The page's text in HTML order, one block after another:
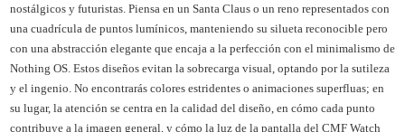
nostálgicos y futuristas. Piensa en un Santa Claus o un reno representados con
una cuadrícula de puntos lumínicos, manteniendo su silueta reconocible pero
con una abstracción elegante que encaja a la perfección con el minimalismo de
Nothing OS. Estos diseños evitan la sobrecarga visual, optando por la sutileza
y el ingenio. No encontrarás colores estridentes o animaciones superfluas; en
su lugar, la atención se centra en la calidad del diseño, en cómo cada punto
contribuye a la imagen general, y cómo la luz de la pantalla del CMF Watch